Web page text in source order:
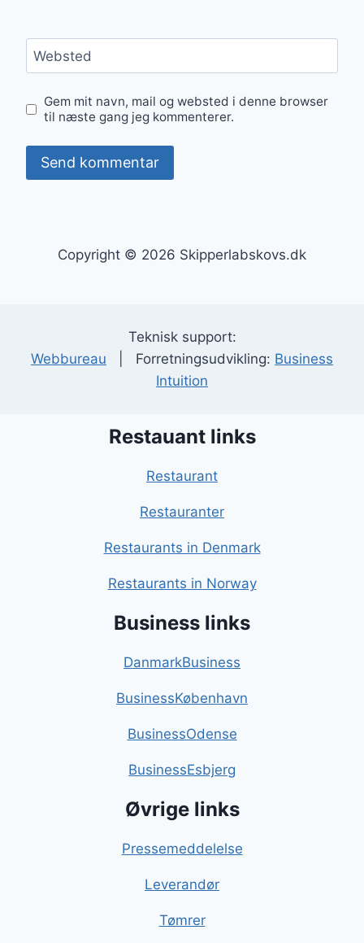
Websted
Gem mit navn, mail og websted i denne browser
til næste gang jeg kommenterer.
Copyright © 2026 Skipperlabskovs.dk
Teknisk support:
Webbureau | Forretningsudvikling: Business
Intuition
Restauant links
Restaurant
Restauranter
Restaurants in Denmark
Restaurants in Norway
Business links
DanmarkBusiness
BusinessKøbenhavn
BusinessOdense
BusinessEsbjerg
Øvrige links
Pressemeddelelse
Leverandør
Tømrer